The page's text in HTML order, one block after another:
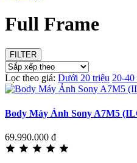
Full Frame
FILTER
Lọc theo giá: Dưới 20 triệu 20-40
Body Máy Ảnh Sony A7M5
69.990.000 đ